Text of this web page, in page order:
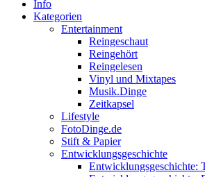
Info
Kategorien
Entertainment
Reingeschaut
Reingehört
Reingelesen
Vinyl und Mixtapes
Musik.Dinge
Zeitkapsel
Lifestyle
FotoDinge.de
Stift & Papier
Entwicklungsgeschichte
Entwicklungsgeschichte: